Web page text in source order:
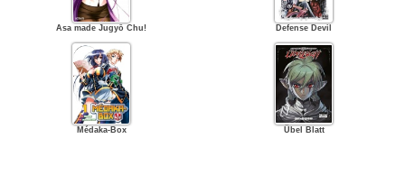
Asa made Jugyō Chu! Defense Devil
Médaka-Box Übel Blatt